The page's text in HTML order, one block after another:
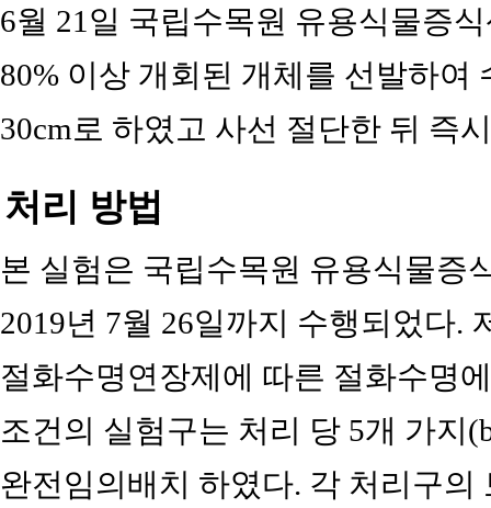
6월 21일 국립수목원 유용식물증
80% 이상 개회된 개체를 선발하여
30cm로 하였고 사선 절단한 뒤 즉
처리 방법
본 실험은 국립수목원 유용식물증
2019년 7월 26일까지 수행되었다.
절화수명연장제에 따른 절화수명
조건의 실험구는 처리 당 5개 가지
완전임의배치 하였다. 각 처리구